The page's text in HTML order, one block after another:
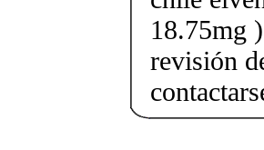
18.75mg
revisión